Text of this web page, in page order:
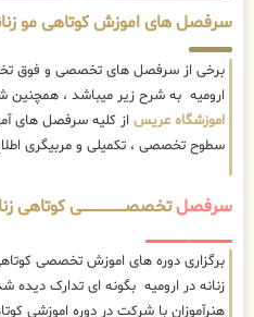
سرفصل های اموزش کوتاهی مو
برخی از سرفصل های تخصصی و فوق
ارومیه به شرح زیر میباشد ، همچنین
اموزشگاه عریس از کلیه سرفصل های
سطوح تخصصی ، تکمیلی و مربیگری
سرفصلتخصصــــــــــــــــــــی
برگزاری دوره های اموزش تخصصی
زنانه در ارومیه بگونه ای تدارک
هنرآموزان با شرکت در دوره اموزشی